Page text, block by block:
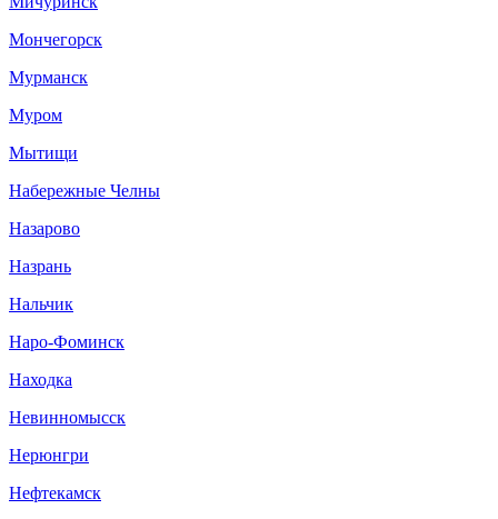
Мончегорск
Мурманск
Муром
Мытищи
Набережные Челны
Назарово
Назрань
Нальчик
Наро-Фоминск
Находка
Невинномысск
Нерюнгри
Нефтекамск